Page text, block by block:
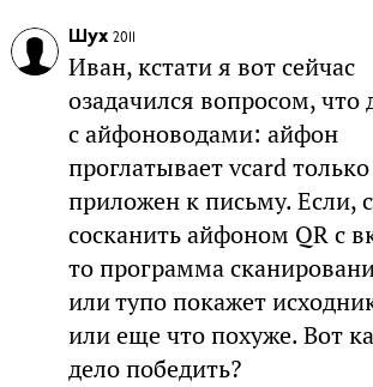
Шух 2011
Иван, кстати я вот сейчас
озадачился вопросом, что
с айфоноводами: айфон
проглатывает vcard
приложен к письму. Если,
сосканить айфоном QR с
то программа
или тупо покажет
или еще что похуже. Вот
дело победить?